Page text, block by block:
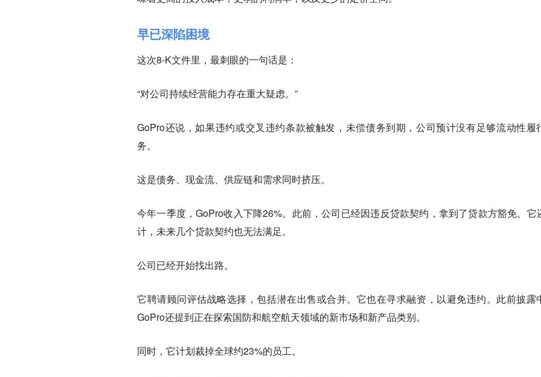
早已深陷困境
这次8-K文件里，最刺眼的一句话是：
“对公司持续经营能力存在重大疑虑。”
GoPro还说，如果违约或交叉违约条款被触发，未偿债务到期，公司预计没有足够流动性履
务。
这是债务、现金流、供应链和需求同时挤压。
今年一季度，GoPro收入下降26%。此前，公司已经因违反贷款契约，拿到了贷款方豁免。它
计，未来几个贷款契约也无法满足。
公司已经开始找出路。
它聘请顾问评估战略选择，包括潜在出售或合并。它也在寻求融资，以避免违约。此前披露
GoPro还提到正在探索国防和航空航天领域的新市场和新产品类别。
同时，它计划裁掉全球约23%的员工。